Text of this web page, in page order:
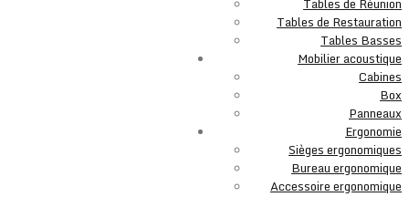
Tables de Restauration
Tables Basses
Mobilier acoustique
Cabines
Box
Panneaux
Ergonomie
Sièges ergonomiques
Bureau ergonomique
Accessoire ergonomique